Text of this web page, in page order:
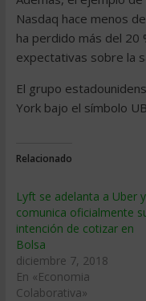
Nasdaq hace menos
ha perdido más del 20
expectativas sobre la
El grupo
York bajo el símbolo
Relacionado
Lyft se adelanta a Uber y
comunica oficialmente
intención de cotizar en
Bolsa
diciembre 7, 2018
En «Economia
Colaborativa»